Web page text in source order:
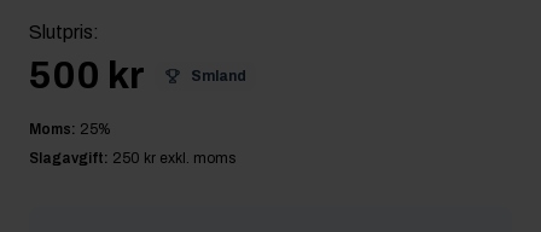
Slutpris:
500 kr Smland
Moms: 25%
Slagavgift: 250 kr exkl. moms